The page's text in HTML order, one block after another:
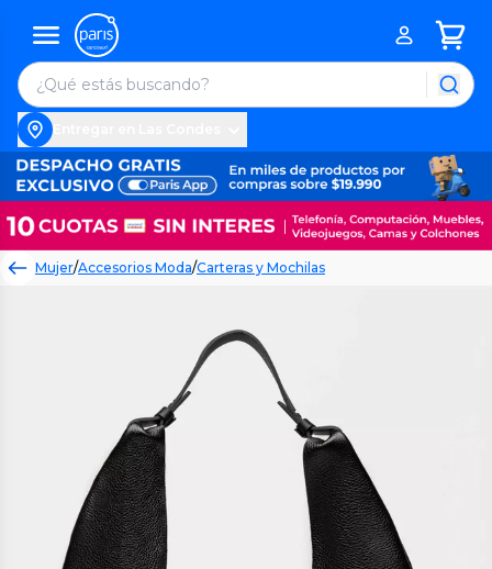
Mujer/Accesorios Moda/Carteras y Mochilas